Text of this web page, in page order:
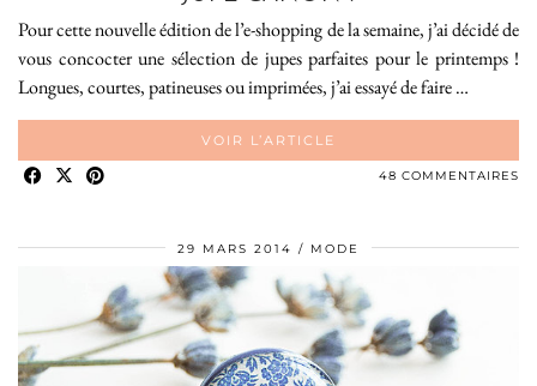
Pour cette nouvelle édition de l’e-shopping de la semaine, j’ai décidé de
vous concocter une sélection de jupes parfaites pour le printemps !
Longues, courtes, patineuses ou imprimées, j’ai essayé de faire …
VOIR L’ARTICLE
48 COMMENTAIRES
29 MARS 2014 MODE